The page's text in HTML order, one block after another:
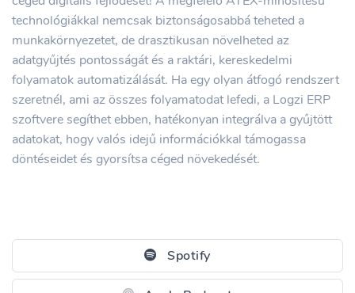
technológiákkal nemcsak biztonságosabbá teheted a
munkakörnyezetet, de drasztikusan növelheted az
adatgyűjtés pontosságát és a raktári, kereskedelmi
folyamatok automatizálását. Ha egy olyan átfogó rendszert
szeretnél, ami az összes folyamatodat lefedi, a Logzi ERP
szoftvere segíthet ebben, hatékonyan integrálva a gyűjtött
adatokat, hogy valós idejű információkkal támogassa
döntéseidet és gyorsítsa céged növekedését.
Spotify